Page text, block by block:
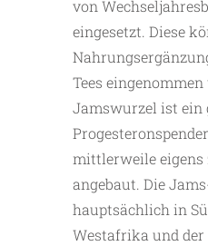
von
eingesetzt. Diese
Tees
Jamswurzel ist ein
mittlerweile eigens
angebaut. Die
hauptsächlich in
Westafrika und